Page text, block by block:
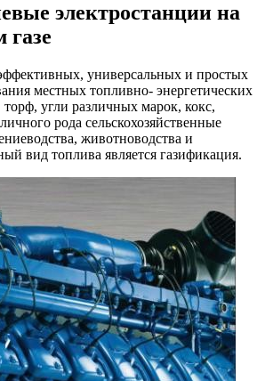
электростанции на
газе
универсальных и простых
местных топливно- энергетических
торф, угли различных марок, кокс,
рода сельскохозяйственные
животноводства и
вид топлива является газификация.